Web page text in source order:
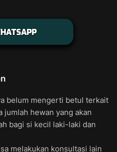
belum mengerti betul terkait
jumlah hewan yang akan
bagi si kecil laki-laki dan
melakukan konsultasi lain